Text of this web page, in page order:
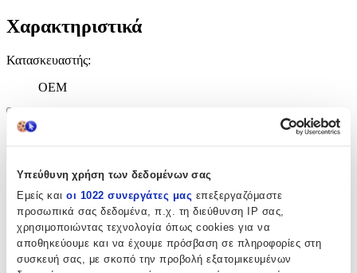
Υπεύθυνη χρήση των δεδομένων σας
Εμείς και οι 1022 συνεργάτες μας επεξεργαζόμαστε
προσωπικά σας δεδομένα, π.χ. τη διεύθυνση IP σας,
χρησιμοποιώντας τεχνολογία όπως cookies για να
αποθηκεύουμε και να έχουμε πρόσβαση σε πληροφορίες στη
συσκευή σας, με σκοπό την προβολή εξατομικευμένων
Χαρακτηριστικά
Κατασκευαστής:
OEM
Χαρακτηριστικά
Χαρακτηριστικά
Κατασκευαστής:
OEM